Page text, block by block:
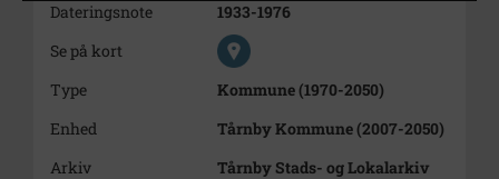
Dateringsnote
1933-1976
Se på kort
Type
Kommune (1970-2050)
Enhed
Tårnby Kommune (2007-2050)
Arkiv
Tårnby Stads- og Lokalarkiv